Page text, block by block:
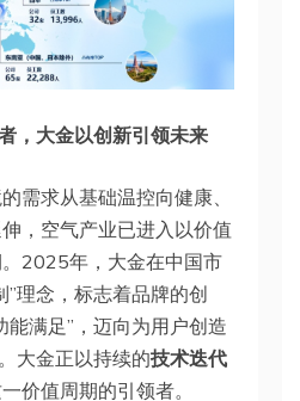
，大金以创新引领未来
需求从基础温控向健康、
，空气产业已进入以价值
2025年，大金在中国市
”理念，标志着品牌的创
能满足”，迈向为用户创造
大金正以持续的技术迭代
价值周期的引领者。